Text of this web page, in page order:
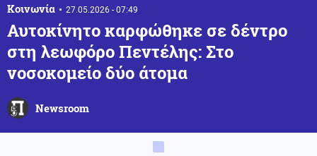
Κοινωνία 27.05.2026 - 07:49
Αυτοκίνητο καρφώθηκε σε δέντρο
στη λεωφόρο Πεντέλης: Στο
νοσοκομείο δύο άτομα
Newsroom